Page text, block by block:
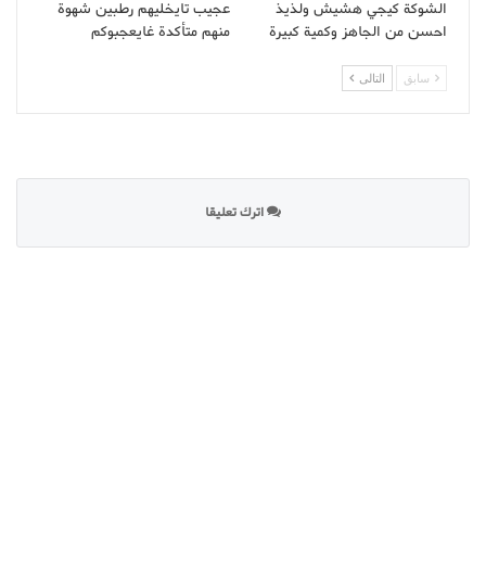
الشوكة كيجي هشيش ولذيذ
احسن من الجاهز وكمية كبيرة
عجيب تايخليهم رطبين شهوة
منهم متأكدة غايعجبوكم
سابق التالى
اترك تعليقا